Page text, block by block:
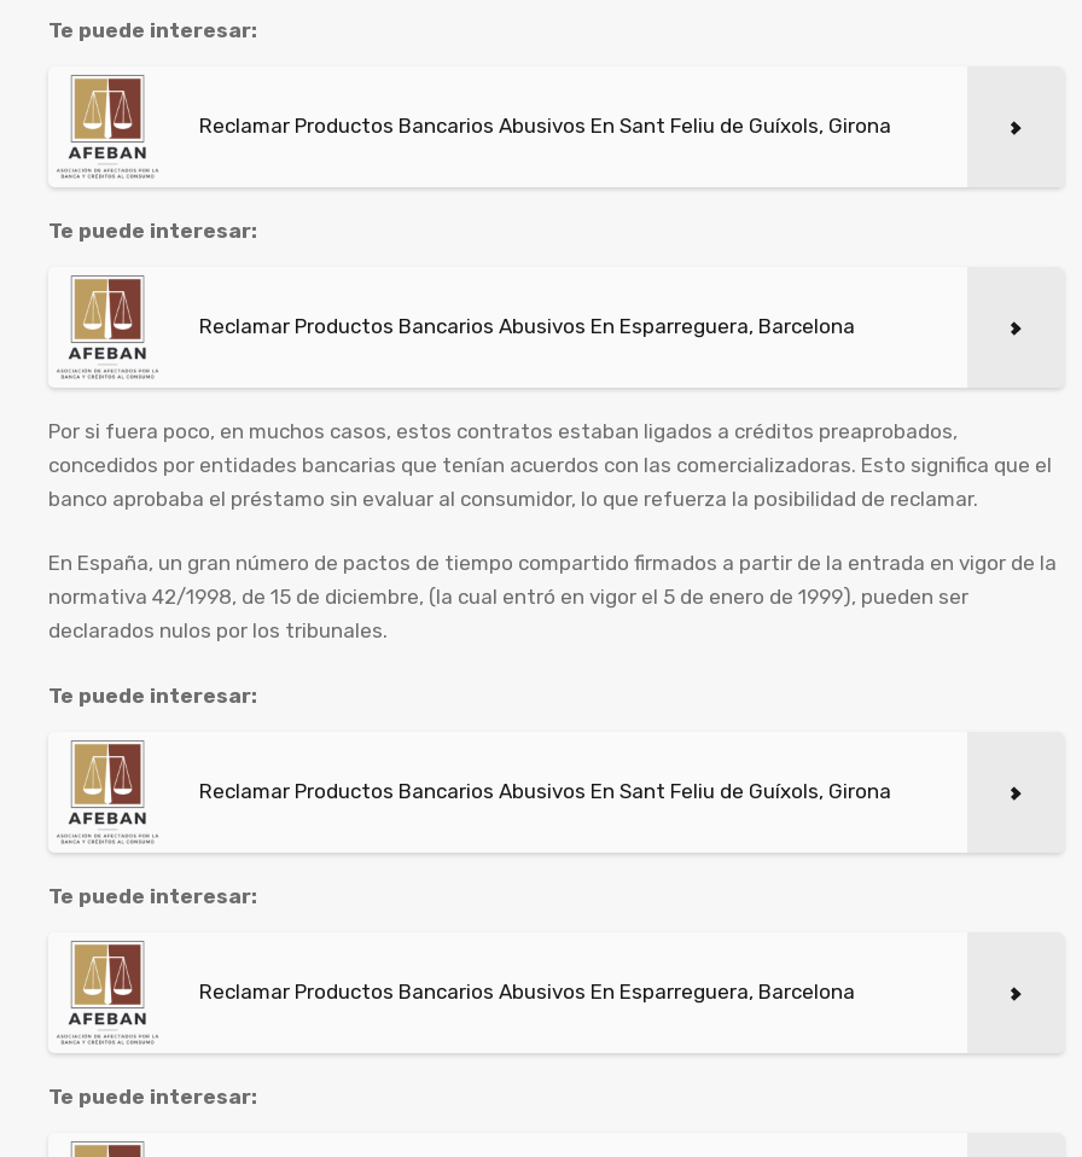
Te puede interesar:
Reclamar Productos Bancarios Abusivos En Sant Feliu de Guíxols, Girona
Te puede interesar:
Reclamar Productos Bancarios Abusivos En Esparreguera, Barcelona
Por si fuera poco, en muchos casos, estos contratos estaban ligados a créditos preaprobados,
concedidos por entidades bancarias que tenían acuerdos con las comercializadoras. Esto significa que el
banco aprobaba el préstamo sin evaluar al consumidor, lo que refuerza la posibilidad de reclamar.
En España, un gran número de pactos de tiempo compartido firmados a partir de la entrada en vigor de la
normativa 42/1998, de 15 de diciembre, (la cual entró en vigor el 5 de enero de 1999), pueden ser
declarados nulos por los tribunales.
Te puede interesar:
Reclamar Productos Bancarios Abusivos En Sant Feliu de Guíxols, Girona
Te puede interesar:
Reclamar Productos Bancarios Abusivos En Esparreguera, Barcelona
Te puede interesar: